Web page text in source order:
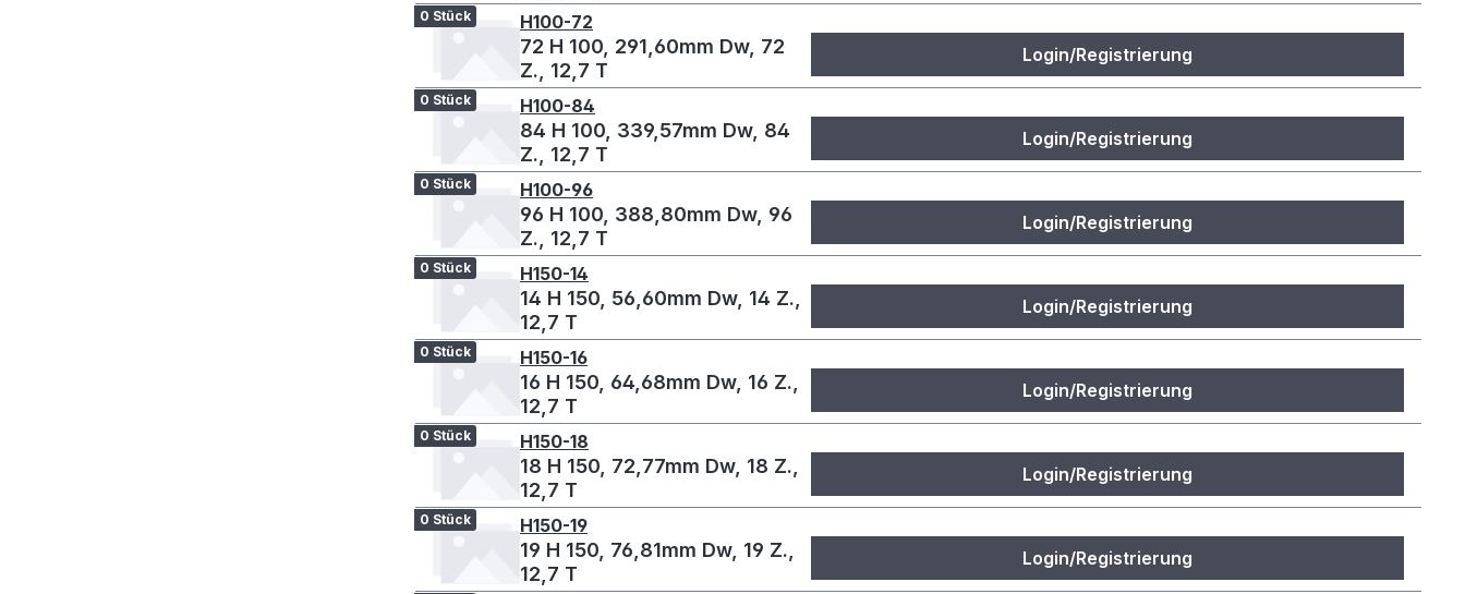
0 Stück H100-72
72 H 100, 291,60mm Dw, 72
Z., 12,7 T
Login/Registrierung
0 Stück H100-84
84 H 100, 339,57mm Dw, 84
Z., 12,7 T
Login/Registrierung
0 Stück H100-96
96 H 100, 388,80mm Dw, 96
Z., 12,7 T
Login/Registrierung
0 Stück H150-14
14 H 150, 56,60mm Dw, 14 Z.,
12,7 T
Login/Registrierung
0 Stück H150-16
16 H 150, 64,68mm Dw, 16 Z.,
12,7 T
Login/Registrierung
0 Stück H150-18
18 H 150, 72,77mm Dw, 18 Z.,
12,7 T
Login/Registrierung
0 Stück H150-19
19 H 150, 76,81mm Dw, 19 Z.,
12,7 T
Login/Registrierung